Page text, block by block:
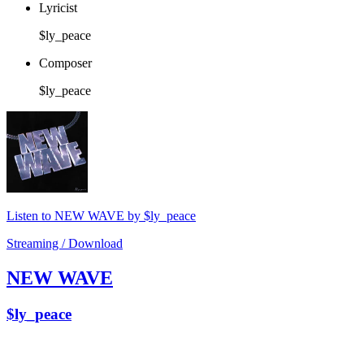
Lyricist
$ly_peace
Composer
$ly_peace
Listen to NEW WAVE by $ly_peace
Streaming / Download
NEW WAVE
$ly_peace